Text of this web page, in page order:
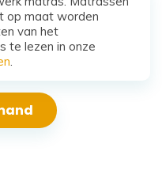
op maat worden
van het
te lezen in onze
.